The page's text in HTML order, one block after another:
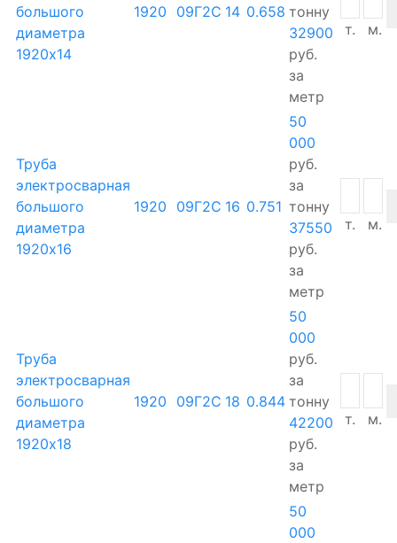
большого
диаметра
1920х14
1920 09Г2С 14 0.658 тонну
32900
руб.
за
метр
т. м.
Труба
электросварная
большого
диаметра
1920х16
1920 09Г2С 16 0.751
50
000
руб.
за
тонну
37550
руб.
за
метр
т. м.
Труба
электросварная
большого
диаметра
1920х18
1920 09Г2С 18 0.844
50
000
руб.
за
тонну
42200
руб.
за
метр
т. м.
50
000